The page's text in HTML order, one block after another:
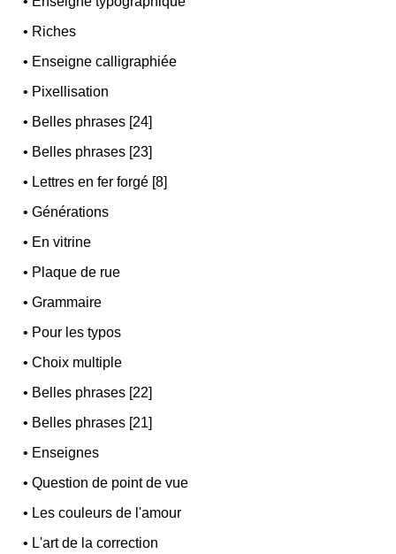
• Riches
• Enseigne calligraphiée
• Pixellisation
• Belles phrases [24]
• Belles phrases [23]
• Lettres en fer forgé [8]
•Générations
• En vitrine
• Plaque de rue
•Grammaire
• Pour les typos
•Choix multiple
• Belles phrases [22]
• Belles phrases [21]
• Enseignes
•Question de point de vue
• Les couleurs de l'amour
• L'art de la correction